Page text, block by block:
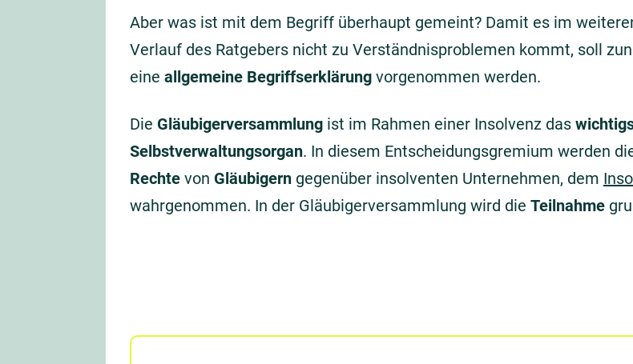
Aber was ist mit dem Begriff überhaupt gemeint? Damit es im
Verlauf des Ratgebers nicht zu Verständnisproblemen kommt, soll
eine allgemeine Begriffserklärung vorgenommen werden.
Die Gläubigerversammlung ist im Rahmen einer Insolvenz das
Selbstverwaltungsorgan. In diesem Entscheidungsgremium werden
Rechte von Gläubigern gegenüber insolventen Unternehmen, dem
wahrgenommen. In der Gläubigerversammlung wird die Teilnahme